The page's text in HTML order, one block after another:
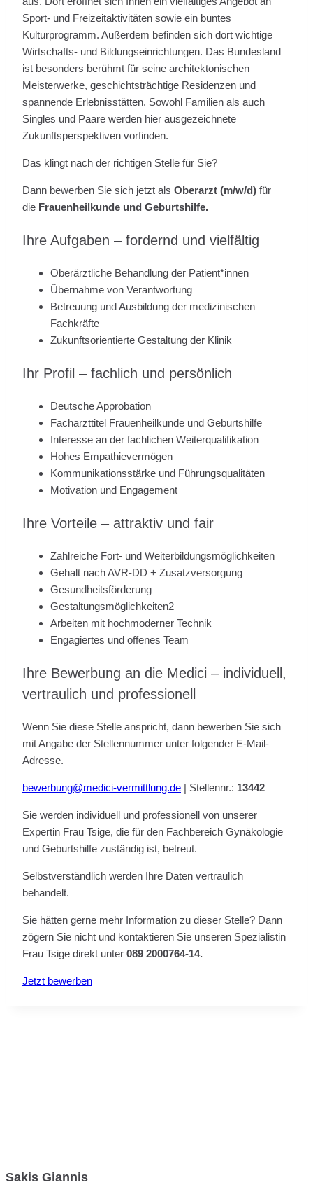
Sport- und Freizeitaktivitäten sowie ein buntes
Kulturprogramm. Außerdem befinden sich dort wichtige
Wirtschafts- und Bildungseinrichtungen. Das Bundesland
ist besonders berühmt für seine architektonischen
Meisterwerke, geschichtsträchtige Residenzen und
spannende Erlebnisstätten. Sowohl Familien als auch
Singles und Paare werden hier ausgezeichnete
Zukunftsperspektiven vorfinden.
Das klingt nach der richtigen Stelle für Sie?
Dann bewerben Sie sich jetzt als Oberarzt (m/w/d) für
die Frauenheilkunde und Geburtshilfe.
Ihre Aufgaben – fordernd und vielfältig
Oberärztliche Behandlung der Patient*innen
Übernahme von Verantwortung
Betreuung und Ausbildung der medizinischen
Fachkräfte
Zukunftsorientierte Gestaltung der Klinik
Ihr Profil – fachlich und persönlich
Deutsche Approbation
Facharzttitel Frauenheilkunde und Geburtshilfe
Interesse an der fachlichen Weiterqualifikation
Hohes Empathievermögen
Kommunikationsstärke und Führungsqualitäten
Motivation und Engagement
Ihre Vorteile – attraktiv und fair
Zahlreiche Fort- und Weiterbildungsmöglichkeiten
Gehalt nach AVR-DD + Zusatzversorgung
Gesundheitsförderung
Gestaltungsmöglichkeiten2
Arbeiten mit hochmoderner Technik
Engagiertes und offenes Team
Ihre Bewerbung an die Medici – individuell,
vertraulich und professionell
Wenn Sie diese Stelle anspricht, dann bewerben Sie sich
mit Angabe der Stellennummer unter folgender E-Mail-
Adresse.
bewerbung@medici-vermittlung.de | Stellennr.: 13442
Sie werden individuell und professionell von unserer
Expertin Frau Tsige, die für den Fachbereich Gynäkologie
und Geburtshilfe zuständig ist, betreut.
Selbstverständlich werden Ihre Daten vertraulich
behandelt.
Sie hätten gerne mehr Information zu dieser Stelle? Dann
zögern Sie nicht und kontaktieren Sie unseren Spezialistin
Frau Tsige direkt unter 089 2000764-14.
Jetzt bewerben
Sakis Giannis